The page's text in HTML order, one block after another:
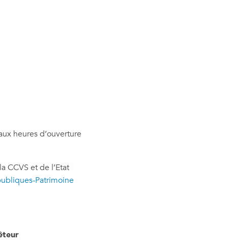
heures d’ouverture
CCVS et de l’Etat
Patrimoine